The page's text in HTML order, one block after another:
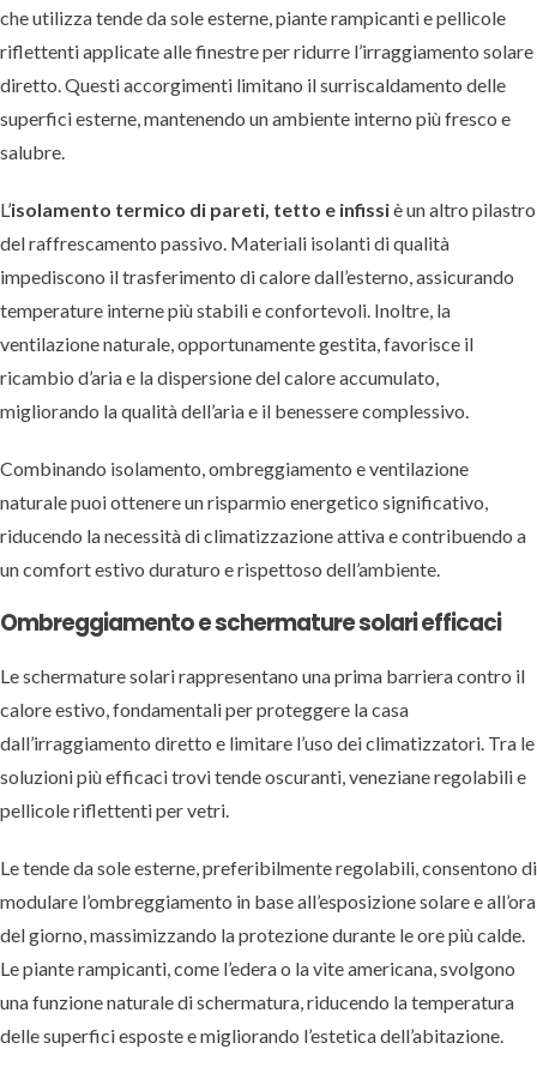
che utilizza tende da sole esterne, piante rampicanti e pellicole
riflettenti applicate alle finestre per ridurre l’irraggiamento solare
diretto. Questi accorgimenti limitano il surriscaldamento delle
superfici esterne, mantenendo un ambiente interno più fresco e
salubre.
L’isolamento termico di pareti, tetto e infissiè un altro pilastro
del raffrescamento passivo. Materiali isolanti di qualità
impediscono il trasferimento di calore dall’esterno, assicurando
temperature interne più stabili e confortevoli. Inoltre, la
ventilazione naturale, opportunamente gestita, favorisce il
ricambio d’aria e la dispersione del calore accumulato,
migliorando la qualità dell’aria e il benessere complessivo.
Combinando isolamento, ombreggiamento e ventilazione
naturale puoi ottenere un risparmio energetico significativo,
riducendo la necessità di climatizzazione attiva e contribuendo a
un comfort estivo duraturo e rispettoso dell’ambiente.
Ombreggiamento e schermature solari efficaci
Le schermature solari rappresentano una prima barriera contro il
calore estivo, fondamentali per proteggere la casa
dall’irraggiamento diretto e limitare l’uso dei climatizzatori. Tra le
soluzioni più efficaci trovi tende oscuranti, veneziane regolabili e
pellicole riflettenti per vetri.
Le tende da sole esterne, preferibilmente regolabili, consentono di
modulare l’ombreggiamento in base all’esposizione solare e all’ora
del giorno, massimizzando la protezione durante le ore più calde.
Le piante rampicanti, come l’edera o la vite americana, svolgono
una funzione naturale di schermatura, riducendo la temperatura
delle superfici esposte e migliorando l’estetica dell’abitazione.